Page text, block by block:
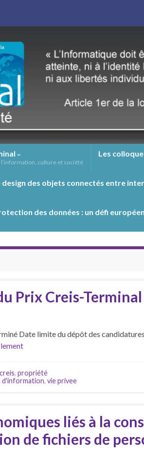
culture et société
Les
design des objets connectés entre
des données : un défi européen
Prix Creis-Terminal
Date limite du dépôt des
, propriété
d'information, vie privee
liés à la
de fichiers de